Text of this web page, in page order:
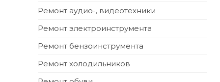
Ремонт аудио-, видеотехники
Ремонт электроинструмента
Ремонт бензоинструмента
Ремонт холодильников